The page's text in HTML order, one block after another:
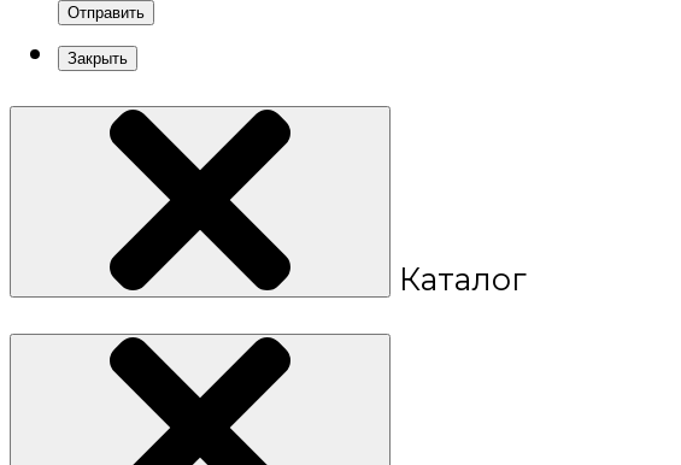
Отправить
Закрыть
Каталог